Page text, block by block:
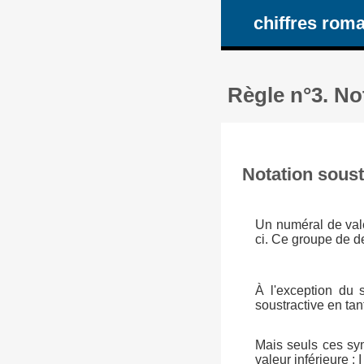
chiffres
Règle n°3.
Notation
Un numéral de
ci. Ce groupe de
À l'exception du
soustractive en
Mais seuls ces
valeur inférieure :